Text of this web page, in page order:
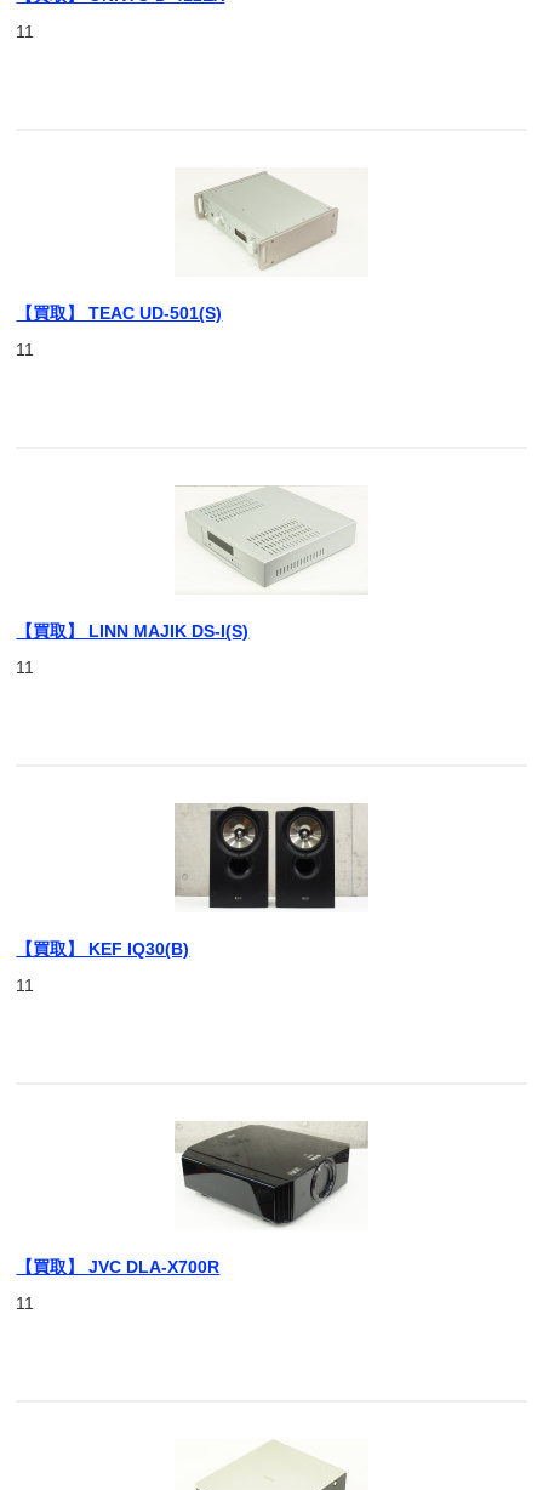
11
【買取】 TEAC UD-501(S)
11
【買取】 LINN MAJIK DS-I(S)
11
【買取】 KEF IQ30(B)
11
【買取】 JVC DLA-X700R
11